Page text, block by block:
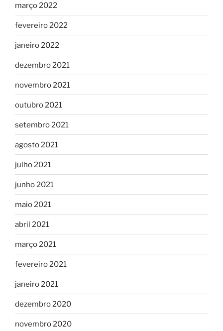
março 2022
fevereiro 2022
janeiro 2022
dezembro 2021
novembro 2021
outubro 2021
setembro 2021
agosto 2021
julho 2021
junho 2021
maio 2021
abril 2021
março 2021
fevereiro 2021
janeiro 2021
dezembro 2020
novembro 2020